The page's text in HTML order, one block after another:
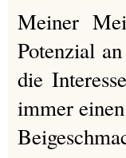
Meiner
Potenzial
die
immer